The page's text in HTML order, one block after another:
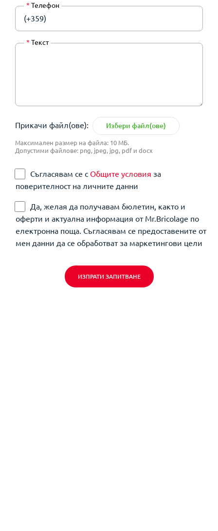
* Телефон
(+359)
* Текст
Прикачи файл(ове): Избери файл(ове)
Максимален размер на файла: 10 МБ.
Допустими файлове: png, jpeg, jpg, pdf и docx
Съгласявам се с Общите условия за
поверителност на личните данни
Да, желая да получавам бюлетин, както и
оферти и актуална информация от Mr.Bricolage по
електронна поща. Съгласявам се предоставените от
мен данни да се обработват за маркетингови цели
ИЗПРАТИ ЗАПИТВАНЕ